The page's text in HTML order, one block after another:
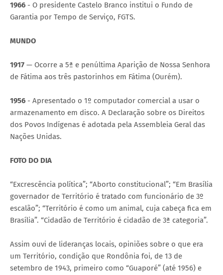
1966 - O presidente Castelo Branco institui o Fundo de
Garantia por Tempo de Serviço, FGTS.
MUNDO
1917 — Ocorre a 5ª e penúltima Aparição de Nossa Senhora
de Fátima aos três pastorinhos em Fátima (Ourém).
1956 - Apresentado o 1º computador comercial a usar o
armazenamento em disco. A Declaração sobre os Direitos
dos Povos Indígenas é adotada pela Assembleia Geral das
Nações Unidas.
FOTO DO DIA
“Excrescência política”; “Aborto constitucional”; “Em Brasília
governador de Território é tratado com funcionário de 3º
escalão”; “Território é como um animal, cuja cabeça fica em
Brasília”. “Cidadão de Território é cidadão de 3ª categoria”.
Assim ouvi de lideranças locais, opiniões sobre o que era
um Território, condição que Rondônia foi, de 13 de
setembro de 1943, primeiro como “Guaporé” (até 1956) e